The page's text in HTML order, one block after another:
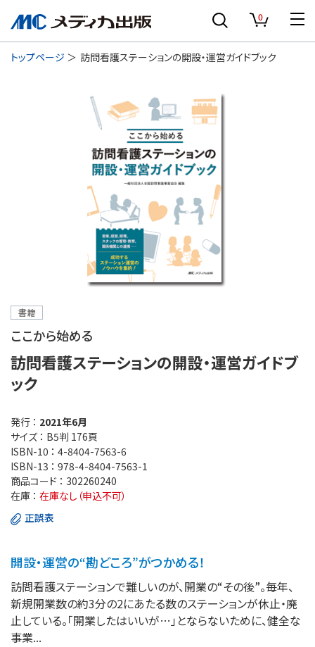
0
トップページ 訪問看護ステーションの開設・運営ガイドブック
書籍
ここから始める
訪問看護ステーションの開設・運営ガイドブ
ック
発行 ： 2021年6月
サイズ ： B5判 176頁
ISBN-10 ： 4-8404-7563-6
ISBN-13 ： 978-4-8404-7563-1
商品コード ： 302260240
在庫 ： 在庫なし（申込不可）
正誤表
開設・運営の“勘どころ”がつかめる！
訪問看護ステーションで難しいのが、開業の“その後”。毎年、
新規開業数の約3分の2にあたる数のステーションが休止・廃
止している。「開業したはいいが…」とならないために、健全な
事業